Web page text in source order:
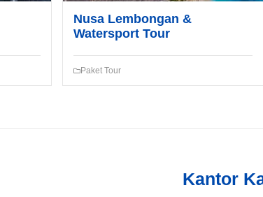
Nusa Lembongan &
Watersport Tour
Paket Tour
Kantor